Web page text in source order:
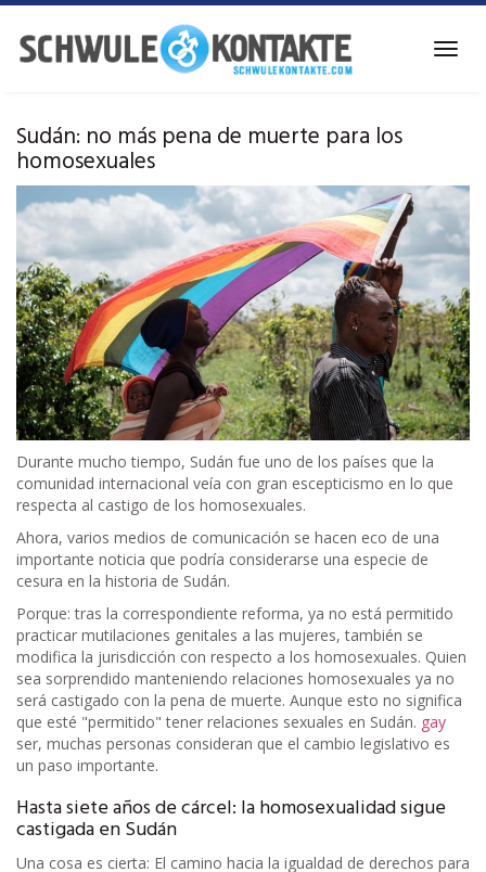
Ir
contenido
Sudán: no más pena de muerte para los
homosexuales
Durante mucho tiempo, Sudán fue uno de los países que la
comunidad internacional veía con gran escepticismo en lo que
respecta al castigo de los homosexuales.
Ahora, varios medios de comunicación se hacen eco de una
importante noticia que podría considerarse una especie de
cesura en la historia de Sudán.
Porque: tras la correspondiente reforma, ya no está permitido
practicar mutilaciones genitales a las mujeres, también se
modifica la jurisdicción con respecto a los homosexuales. Quien
sea sorprendido manteniendo relaciones homosexuales ya no
será castigado con la pena de muerte. Aunque esto no significa
que esté "permitido" tener relaciones sexuales en Sudán. gay
ser, muchas personas consideran que el cambio legislativo es
un paso importante.
Hasta siete años de cárcel: la homosexualidad sigue
castigada en Sudán
Una cosa es cierta: El camino hacia la igualdad de derechos para